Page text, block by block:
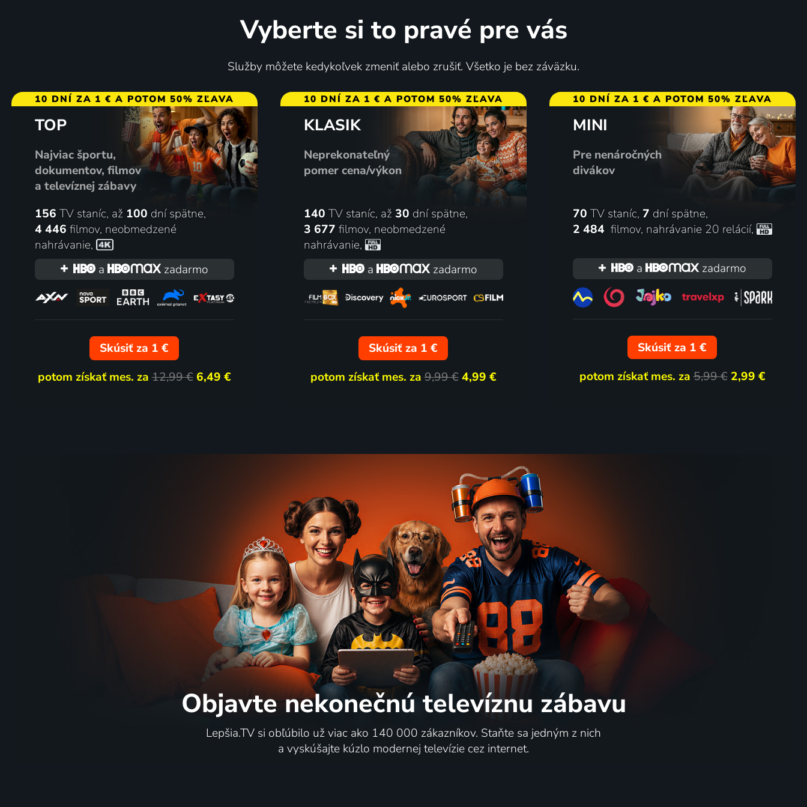
Vyberte si to pravé pre vás
Služby môžete kedykoľvek zmeniť alebo zrušiť. Všetko je bez záväzku.
10 DNÍ ZA 1 € A POTOM 50% ZĽAVA
TOP
Najviac športu,
dokumentov, filmov
a televíznej zábavy
156 TV staníc, až 100 dní spätne,
4 446 filmov, neobmedzené
nahrávanie,
a
zadarmo
Skúsiť za 1 €
potom získať mes. za12,99 € 6,49 €
10 DNÍ ZA 1 € A POTOM 50% ZĽAVA
KLASIK
Neprekonateľný
pomer cena/výkon
140 TV staníc, až 30 dní spätne,
3 677 filmov, neobmedzené
nahrávanie,
a
zadarmo
Skúsiť za 1 €
potom získať mes. za9,99 € 4,99 €
10 DNÍ ZA 1 € A POTOM 50% ZĽAVA
MINI
Pre nenáročných
divákov
70 TV staníc, 7 dní spätne,
2 484 filmov, nahrávanie 20 relácií,
a zadarmo
Skúsiť za 1 €
potom získať mes. za5,99 € 2,99 €
Objavte nekonečnú televíznu zábavu
Lepšia.TV si obľúbilo už viac ako 140 000 zákazníkov. Staňte sa jedným z nich
a vyskúšajte kúzlo modernej televízie cez internet.